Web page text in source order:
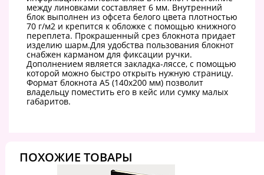
между линовками составляет 6 мм. Внутренний
блок выполнен из офсета белого цвета плотностью
70 г/м2 и крепится к обложке с помощью книжного
переплета. Прокрашенный срез блокнота придает
изделию шарм.Для удобства пользования блокнот
снабжен карманом для фиксации ручки.
Дополнением является закладка-ляссе, с помощью
которой можно быстро открыть нужную страницу.
Формат блокнота А5 (140х200 мм) позволит
владельцу поместить его в кейс или сумку малых
габаритов.
ПОХОЖИЕ ТОВАРЫ